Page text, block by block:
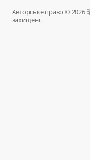
Авторське право © 2026
захищені.